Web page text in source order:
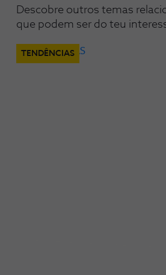
Descobre outros temas
que podem ser do teu
TENDÊNCIAS